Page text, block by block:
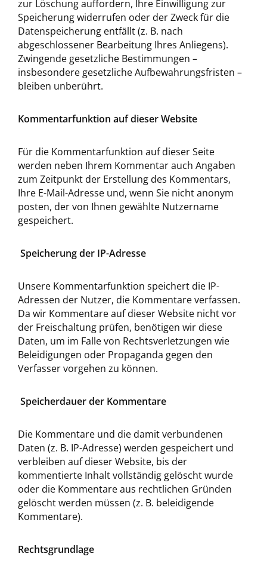
zur Löschung auffordern, Ihre Einwilligung zur
Speicherung widerrufen oder der Zweck für die
Datenspeicherung entfällt (z. B. nach
abgeschlossener Bearbeitung Ihres Anliegens).
Zwingende gesetzliche Bestimmungen –
insbesondere gesetzliche Aufbewahrungsfristen –
bleiben unberührt.
Kommentarfunktion auf dieser Website
Für die Kommentarfunktion auf dieser Seite
werden neben Ihrem Kommentar auch Angaben
zum Zeitpunkt der Erstellung des Kommentars,
Ihre E-Mail-Adresse und, wenn Sie nicht anonym
posten, der von Ihnen gewählte Nutzername
gespeichert.
Speicherung der IP-Adresse
Unsere Kommentarfunktion speichert die IP-
Adressen der Nutzer, die Kommentare verfassen.
Da wir Kommentare auf dieser Website nicht vor
der Freischaltung prüfen, benötigen wir diese
Daten, um im Falle von Rechtsverletzungen wie
Beleidigungen oder Propaganda gegen den
Verfasser vorgehen zu können.
Speicherdauer der Kommentare
Die Kommentare und die damit verbundenen
Daten (z. B. IP-Adresse) werden gespeichert und
verbleiben auf dieser Website, bis der
kommentierte Inhalt vollständig gelöscht wurde
oder die Kommentare aus rechtlichen Gründen
gelöscht werden müssen (z. B. beleidigende
Kommentare).
Rechtsgrundlage